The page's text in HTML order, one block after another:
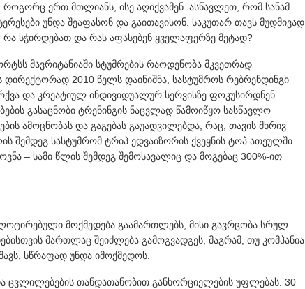
როგორც ერთ მთლიანს, ისე აღიქვამენ: ასწავლეთ, რომ სანამ
უნდა შეაფასონ და გაითავისონ. საკუთარ თავს მუდმივად
რა სჭირდებათ და რას აფასებენ ყველაფერზე მეტად?
მავრიტანიაში სტუმრების რაოდენობა მკვეთრად
2010 წელს დაინიშნა, სასტუმროს რებრენდინგი
და კრეატიულ ინდივიდუალურ სერვისზე ფოკუსირდნენ.
გასაცნობი ტრენინგის ნაცვლად წამოიწყო სასწავლო
ამოცნობას და გაგებას გაუადვილებდა, რაც, თავის მხრივ
შემდეგ სასტუმრომ ტრიპ ედვაიზორის ქვეყნის ტოპ ათეულში
– სამი წლის შემდეგ შემოსავალიც და მოგებაც 300%-ით
მოქმედება გაამართლებს, მისი გავრცობა სრულ
მართლაც შეიძლება გამოგვადგეს, მაგრამ, თუ კომპანია
სწრაფად უნდა იმოქმედოს.
ცვლილებების თანდათანობით განხორციელების უფლებას: 30